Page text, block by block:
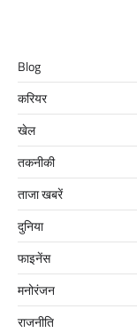
Blog
करियर
खेल
तकनीकी
ताजा खबरें
दुनिया
फाइनेंस
मनोरंजन
राजनीति